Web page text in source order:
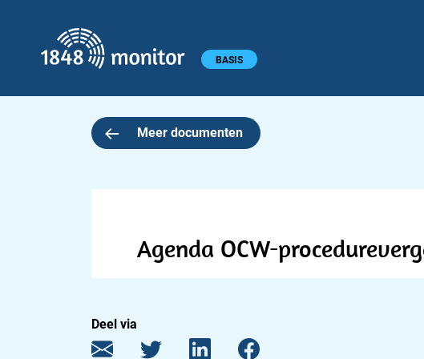
Hoofdmenu BASIS
Meer documenten
Agenda OCW-
Deel via